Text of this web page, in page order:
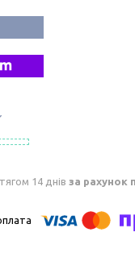
14 днів за рахунок